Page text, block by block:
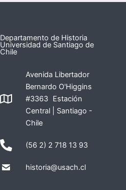
Departamento de Historia
Universidad de Santiago de
Chile
Avenida Libertador
Bernardo O'Higgins
#3363 Estación
Central | Santiago -
Chile
(56 2) 2 718 13 93
historia@usach.cl